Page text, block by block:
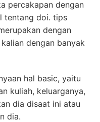
percakapan dengan
tentang doi. tips
dengan
dengan banyak
hal basic, yaitu
kuliah, keluarganya,
dia disaat ini atau
dia.